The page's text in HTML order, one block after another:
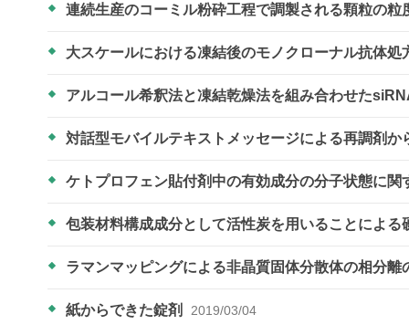
連続生産のコーミル粉砕工程で調製される顆粒の
大スケールにおける凍結後のモノクローナル抗体
アルコール希釈法と凍結乾燥法を組み合わせた
対話型モバイルテキストメッセージによる再調剤
ケトプロフェン貼付剤中の有効成分の分子状態に
包装材料構成成分として活性炭を用いることによ
ラマンマッピングによる非晶質固体分散体の相分離
紙からできた錠剤 2019/03/04